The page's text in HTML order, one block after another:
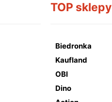
TOP sklepy
Biedronka
Kaufland
OBI
Dino